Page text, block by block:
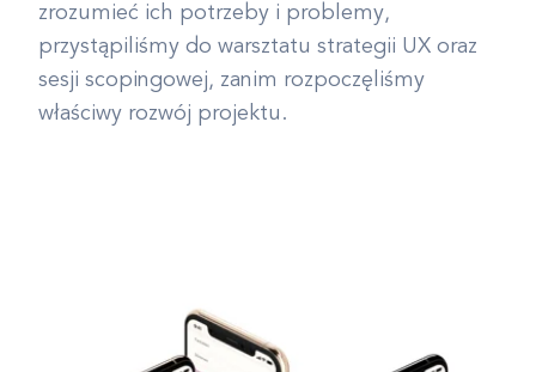
zrozumieć ich potrzeby i problemy,
przystąpiliśmy do warsztatu strategii UX oraz
sesji scopingowej, zanim rozpoczęliśmy
właściwy rozwój projektu.